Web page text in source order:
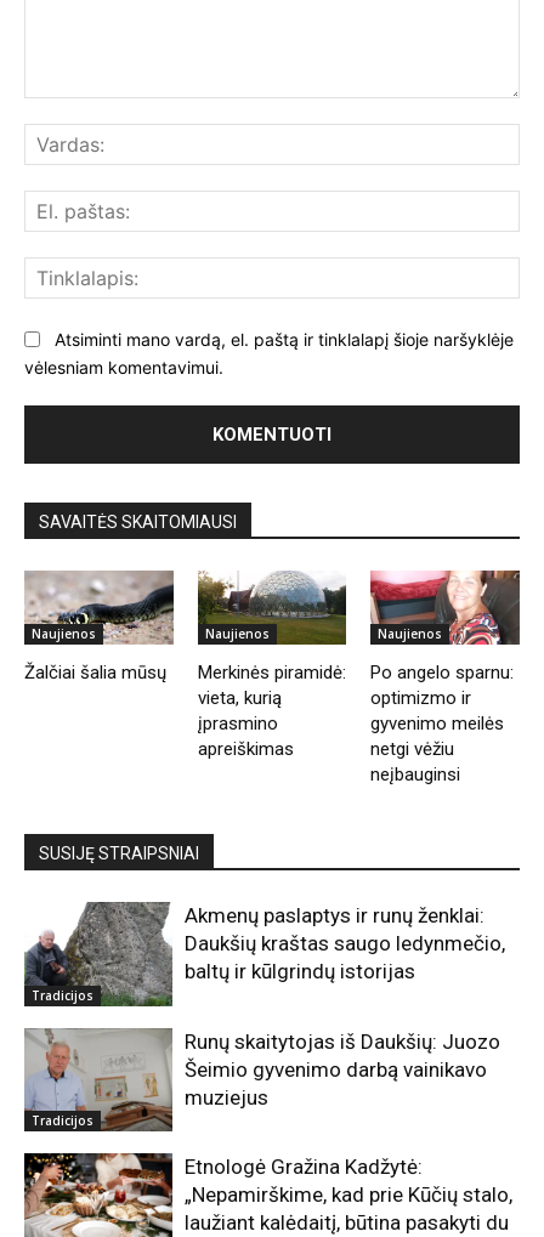
Atsiminti mano vardą, el. paštą ir tinklalapį šioje naršyklėje
vėlesniam komentavimui.
SAVAITĖS SKAITOMIAUSI
Naujienos
Žalčiai šalia mūsų
Naujienos
Merkinės piramidė:
vieta, kurią
įprasmino
apreiškimas
Naujienos
Po angelo sparnu:
optimizmo ir
gyvenimo meilės
netgi vėžiu
neįbauginsi
SUSIJĘ STRAIPSNIAI
Tradicijos
Akmenų paslaptys ir runų ženklai:
Daukšių kraštas saugo ledynmečio,
baltų ir kūlgrindų istorijas
Tradicijos
Runų skaitytojas iš Daukšių: Juozo
Šeimio gyvenimo darbą vainikavo
muziejus
Etnologė Gražina Kadžytė:
„Nepamirškime, kad prie Kūčių stalo,
laužiant kalėdaitį, būtina pasakyti du